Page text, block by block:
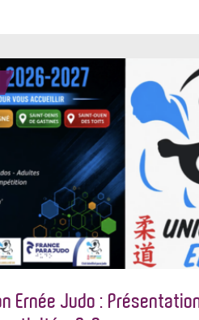
Ernée Judo :